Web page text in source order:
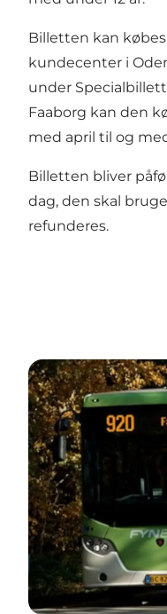
Billetten kan
kundecenter i
under
Faaborg kan den
med april til og
Billetten bliver
dag, den skal
refunderes.